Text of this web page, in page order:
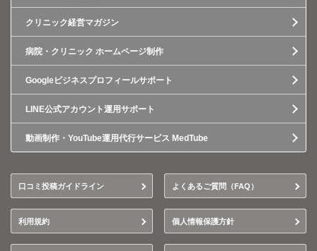
クリニック経営マガジン
病院・クリニック ホームページ制作
Googleビジネスプロフィールサポート
LINE公式アカウント運用サポート
動画制作・YouTube運用代行サービス MedTube
口コミ投稿ガイドライン よくあるご質問（FAQ）
利用規約 個人情報保護方針